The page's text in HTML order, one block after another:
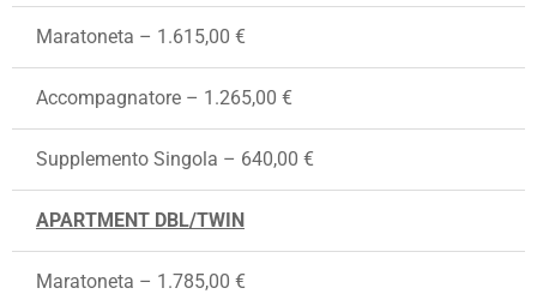
Maratoneta – 1.615,00 €
Accompagnatore – 1.265,00 €
Supplemento Singola – 640,00 €
APARTMENT DBL/TWIN
Maratoneta – 1.785,00 €